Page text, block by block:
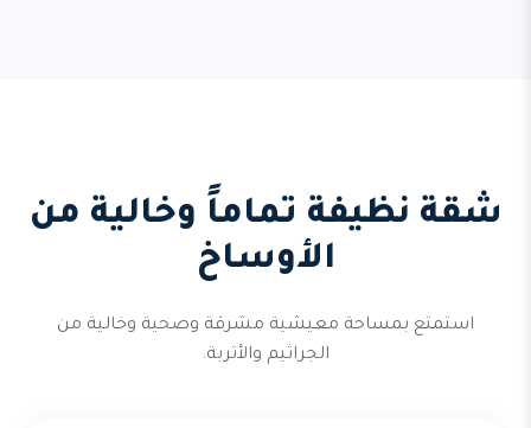
شقة نظيفة تماماً وخالية من
الأوساخ
استمتع بمساحة معيشية مشرقة وصحية وخالية من
الجراثيم والأتربة.